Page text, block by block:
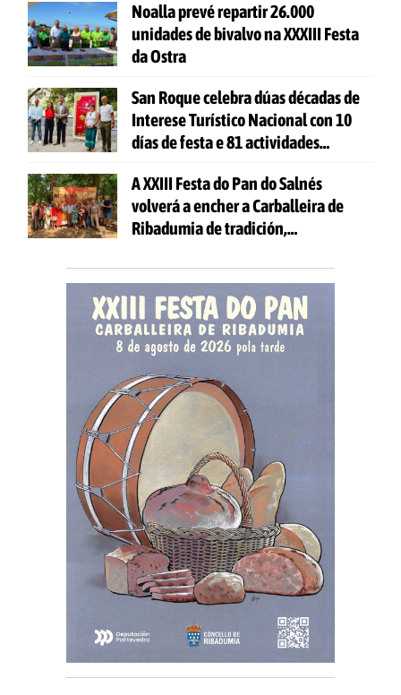
Noalla prevé repartir 26.000
unidades de bivalvo na XXXIII Festa
da Ostra
San Roque celebra dúas décadas de
Interese Turístico Nacional con 10
días de festa e 81 actividades
A XXIII Festa do Pan do Salnés
volverá a encher a Carballeira de
Ribadumia de tradición,
todas as idades